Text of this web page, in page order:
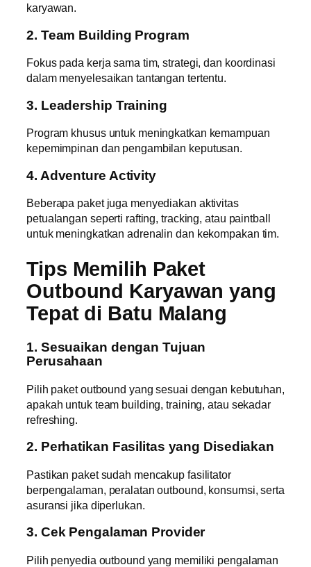
karyawan.
2. Team Building Program
Fokus pada kerja sama tim, strategi, dan koordinasi
dalam menyelesaikan tantangan tertentu.
3. Leadership Training
Program khusus untuk meningkatkan kemampuan
kepemimpinan dan pengambilan keputusan.
4. Adventure Activity
Beberapa paket juga menyediakan aktivitas
petualangan seperti rafting, tracking, atau paintball
untuk meningkatkan adrenalin dan kekompakan tim.
Tips Memilih Paket
Outbound Karyawan yang
Tepat di Batu Malang
1. Sesuaikan dengan Tujuan
Perusahaan
Pilih paket outbound yang sesuai dengan kebutuhan,
apakah untuk team building, training, atau sekadar
refreshing.
2. Perhatikan Fasilitas yang Disediakan
Pastikan paket sudah mencakup fasilitator
berpengalaman, peralatan outbound, konsumsi, serta
asuransi jika diperlukan.
3. Cek Pengalaman Provider
Pilih penyedia outbound yang memiliki pengalaman